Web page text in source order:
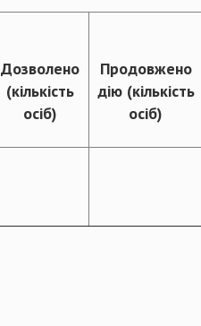
Дозволено
(кількість
осіб)
Продовжено
дію (кількість
осіб)